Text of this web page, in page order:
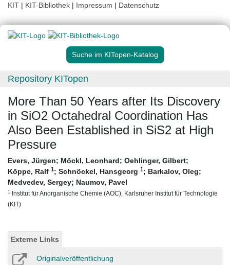
KIT | KIT-Bibliothek | Impressum | Datenschutz
Suche im KITopen-Katalog
Repository KITopen
More Than 50 Years after Its Discovery
in SiO2 Octahedral Coordination Has
Also Been Established in SiS2 at High
Pressure
Evers, Jürgen; Möckl, Leonhard; Oehlinger, Gilbert;
Köppe, Ralf 1; Schnöckel, Hansgeorg 1; Barkalov, Oleg;
Medvedev, Sergey; Naumov, Pavel
1 Institut für Anorganische Chemie (AOC), Karlsruher Institut für Technologie
(KIT)
Externe Links
Originalveröffentlichung